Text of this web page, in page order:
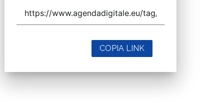
COPIA LINK